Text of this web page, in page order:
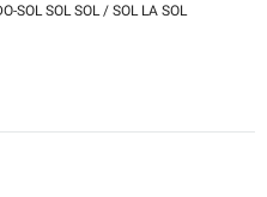
SOL SOL SOL / SOL LA SOL